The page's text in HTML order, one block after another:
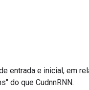
entrada e inicial, em
do que CudnnRNN.